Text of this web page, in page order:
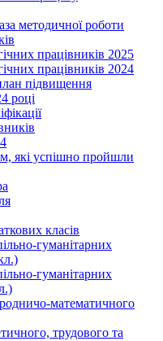
методичної роботи
працівників 2025
працівників 2024
підвищення
році
які успішно пройшли
класів
гуманітарних
гуманітарних
математичного
трудового та